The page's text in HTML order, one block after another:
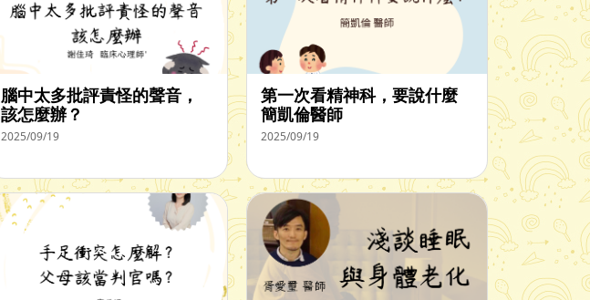
腦中太多批評責怪的聲音，
該怎麼辦？
2025/09/19
第一次看精神科，要說什麼
簡凱倫醫師
2025/09/19